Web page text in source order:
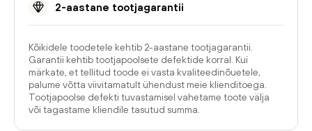
2-aastane tootjagarantii
Kõikidele toodetele kehtib 2-aastane tootjagarantii.
Garantii kehtib tootjapoolsete defektide korral. Kui
märkate, et tellitud toode ei vasta kvaliteedinõuetele,
palume võtta viivitamatult ühendust meie klienditoega.
Tootjapoolse defekti tuvastamisel vahetame toote välja
või tagastame kliendile tasutud summa.